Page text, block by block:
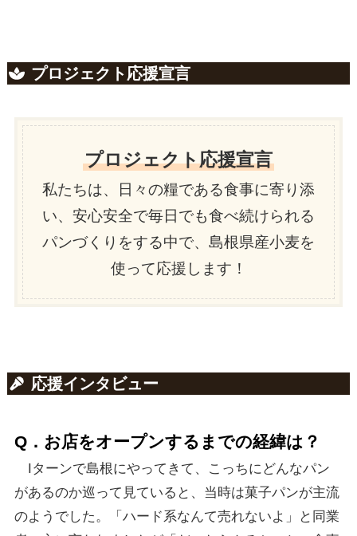
プロジェクト応援宣言
プロジェクト応援宣言
私たちは、日々の糧である食事に寄り添
い、安心安全で毎日でも食べ続けられる
パンづくりをする中で、島根県産小麦を
使って応援します！
応援インタビュー
Q．お店をオープンするまでの経緯は？
Iターンで島根にやってきて、こっちにどんなパン
があるのか巡って見ていると、当時は菓子パンが主流
のようでした。「ハード系なんて売れないよ」と同業